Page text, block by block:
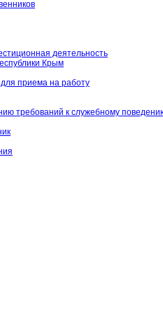
деятельность
Крым
приема на работу
требований к служебному